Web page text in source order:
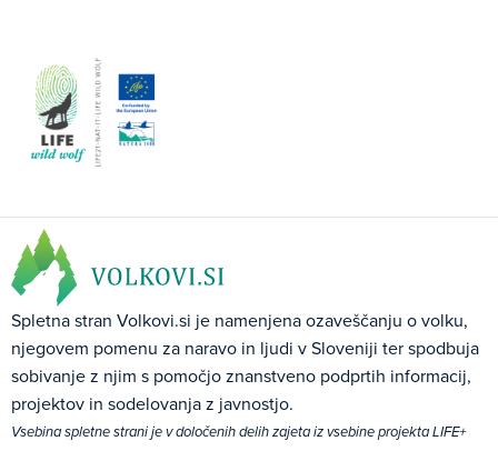
Spletna stran Volkovi.si je namenjena ozaveščanju o volku,
njegovem pomenu za naravo in ljudi v Sloveniji ter spodbuja
sobivanje z njim s pomočjo znanstveno podprtih informacij,
projektov in sodelovanja z javnostjo.
Vsebina spletne strani je v določenih delih zajeta iz vsebine projekta LIFE+